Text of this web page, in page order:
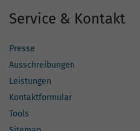
Service & Kontakt
Presse
Ausschreibungen
Leistungen
Kontaktformular
Tools